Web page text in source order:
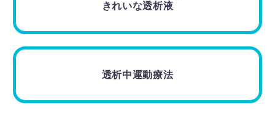
きれいな透析液
透析中運動療法